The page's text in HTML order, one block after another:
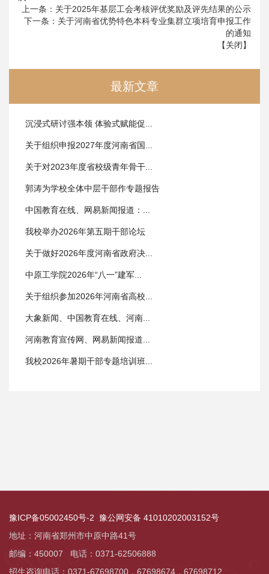
上一条： 关于2025年基层工会考核评优奖励及评先结果的公示
下一条： 关于河南省优势特色本科专业集群立项培育申报工作
的通知
【关闭】
最新文章
沉浸式研讨强本领 体验式赋能促...
关于组织申报2027年度河南省国...
关于对2023年度省校级青年骨干...
郭涛为学校全体中层干部作专题报告
中国教育在线、网易新闻报道：...
我校举办2026年第五期干部论坛
关于做好2026年度河南省政府决...
中原工学院2026年“八一”建军...
关于组织参加2026年河南省高校...
大象新闻、中国教育在线、河南...
河南教育宣传网、网易新闻报道...
我校2026年暑期干部专题培训班...
豫ICP备05002450号-2 豫公网安备 41010202003152号
地址：河南省郑州市中原中路41号
邮编：450007 电话：0371-62506888
招生咨询电话：0371-67698700， 67698674， 67698712